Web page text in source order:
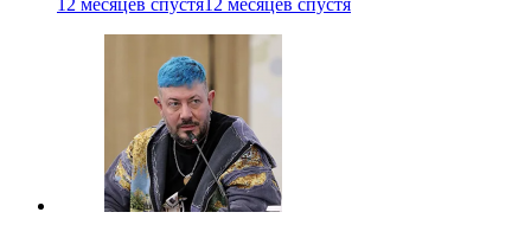
12 месяцев спустя12 месяцев спустя